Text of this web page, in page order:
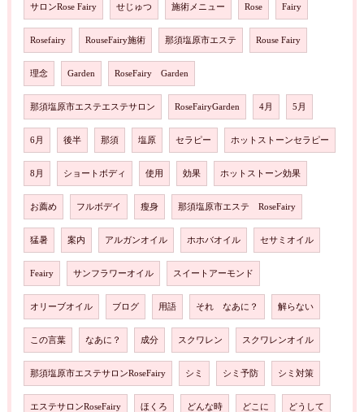
サロンRose Fairy せじゅつ 施術メニュー Rose Fairy
Rosefairy RouseFairy施術 那須塩原市エステ Rouse Fairy
理念 Garden RoseFairy Garden
那須塩原市エステエステサロン RoseFairyGarden 4月 5月
6月 後半 那須 塩原 セラピー ホットストーンセラピー
8月 ショートボディ 使用 効果 ホットストーン効果
お薦め フルボデイ 瘦身 那須塩原市エステ RoseFairy
猛暑 案内 アルガンオイル ホホバオイル セサミオイル
Feairy サンフラワーオイル スイートアーモンド
オリーブオイル ブログ 用語 それ なあに？ 解らない
この言葉 なあに？ 成分 スクワレン スクワレンオイル
那須塩原市エステサロンRoseFairy シミ シミ予防 シミ対策
エステサロンRoseFairy ほくろ どんな時 どこに どうして